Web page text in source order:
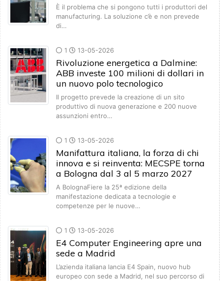
È il problema che si pongono tutti i produttori del
manufacturing. La soluzione c’è e non prevede
di…
1 13-05-2026
Rivoluzione energetica a Dalmine:
ABB investe 100 milioni di dollari in
un nuovo polo tecnologico
Il progetto prevede la creazione di un sito
produttivo di nuova generazione e 200 nuove
assunzioni entro…
1 13-05-2026
Manifattura italiana, la forza di chi
innova e si reinventa: MECSPE torna
a Bologna dal 3 al 5 marzo 2027
A BolognaFiere la 25ª edizione della
manifestazione dedicata a tecnologie e
competenze per le nuove…
1 13-05-2026
E4 Computer Engineering apre una
sede a Madrid
L’azienda italiana lancia E4 Spain, nuovo hub
europeo con sede a Madrid, nel suo percorso di